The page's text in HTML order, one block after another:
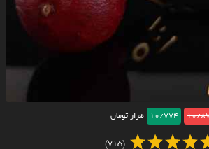
10/
10/774 هزار تومان
(715)